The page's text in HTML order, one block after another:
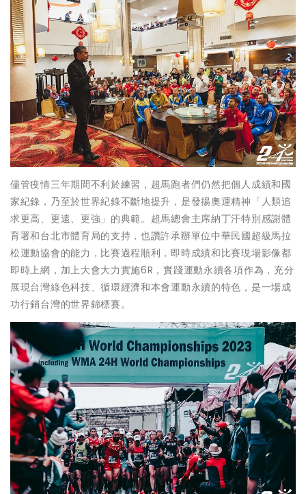
儘管疫情三年期間不利於練習，超馬跑者們仍然把個人成績和國
家紀錄，乃至於世界紀錄不斷地提升，是發揚奧運精神「人類追
求更高、更遠、更強」的典範。超馬總會主席納丁汗特別感謝體
育署和台北市體育局的支持，也讚許承辦單位中華民國超級馬拉
松運動協會的能力，比賽過程順利，即時成績和比賽現場影像都
即時上網，加上大會大力實施6R，實踐運動永續各項作為，充分
展現台灣綠色科技、循環經濟和本會運動永續的特色，是一場成
功行銷台灣的世界錦標賽。